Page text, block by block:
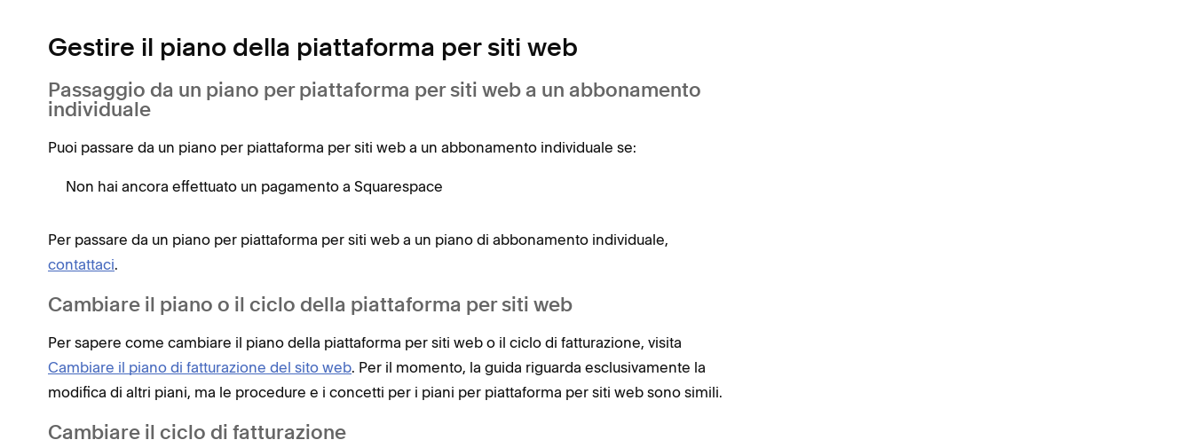
Gestire il piano della piattaforma per siti web
Passaggio da un piano per piattaforma per siti web a un abbonamento
individuale
Puoi passare da un piano per piattaforma per siti web a un abbonamento individuale se:
Non hai ancora effettuato un pagamento a Squarespace
Per passare da un piano per piattaforma per siti web a un piano di abbonamento individuale,
contattaci.
Cambiare il piano o il ciclo della piattaforma per siti web
Per sapere come cambiare il piano della piattaforma per siti web o il ciclo di fatturazione, visita
Cambiare il piano di fatturazione del sito web. Per il momento, la guida riguarda esclusivamente la
modifica di altri piani, ma le procedure e i concetti per i piani per piattaforma per siti web sono simili.
Cambiare ‌il ciclo di fatturazione